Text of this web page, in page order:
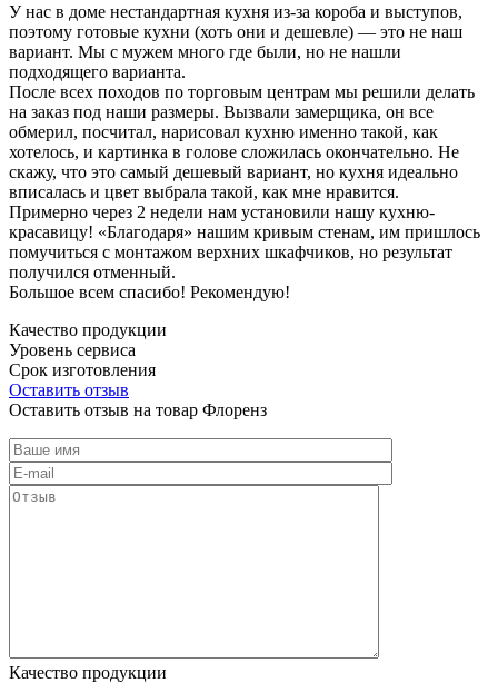
У нас в доме нестандартная кухня из-за короба и выступов,
поэтому готовые кухни (хоть они и дешевле) — это не наш
вариант. Мы с мужем много где были, но не нашли
подходящего варианта.
После всех походов по торговым центрам мы решили делать
на заказ под наши размеры. Вызвали замерщика, он все
обмерил, посчитал, нарисовал кухню именно такой, как
хотелось, и картинка в голове сложилась окончательно. Не
скажу, что это самый дешевый вариант, но кухня идеально
вписалась и цвет выбрала такой, как мне нравится.
Примерно через 2 недели нам установили нашу кухню-
красавицу! «Благодаря» нашим кривым стенам, им пришлось
помучиться с монтажом верхних шкафчиков, но результат
получился отменный.
Большое всем спасибо! Рекомендую!
Качество продукции
Уровень сервиса
Срок изготовления
Оставить отзыв
Оставить отзыв на товар Флоренз
Качество продукции